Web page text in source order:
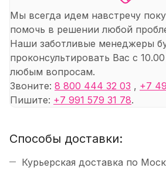
Мы всегда идем навстречу
помочь в решении любой
Наши заботливые менеджеры
проконсультировать Вас с
любым вопросам.
Звоните: 8 800 444 32 03 , +7
Пишите: +7 991 579 31 78.
Способы доставки:
Курьерская доставка по